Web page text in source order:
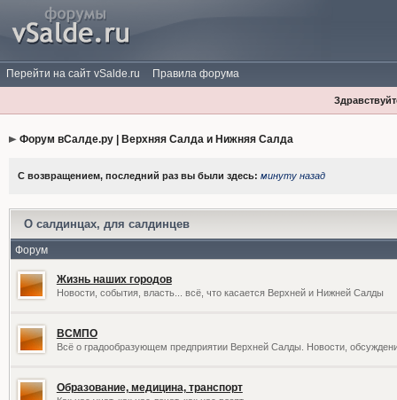
Перейти на сайт vSalde.ru Правила форума
Форум вСалде.ру | Верхняя Салда и Нижняя Салда
С возвращением, последний раз вы были здесь: минуту назад
О салдинцах, для салдинцев
Форум
Жизнь наших городов
Новости, события, власть... всё, что касается Верхней и Нижней Салды
ВСМПО
Всё о градообразующем предприятии Верхней Салды. Новости,
Образование, медицина, транспорт